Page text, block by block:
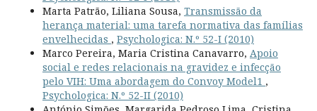
Marta Patrão, Liliana Sousa, Transmissão da
herança material: uma tarefa normativa das famílias
envelhecidas , Psychologica: N.º 52-I (2010)
Marco Pereira, Maria Cristina Canavarro, Apoio
social e redes relacionais na gravidez e infecção
pelo VIH: Uma abordagem do Convoy Model1 ,
Psychologica: N.º 52-II (2010)